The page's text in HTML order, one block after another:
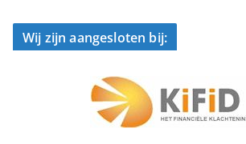
Wij zijn aangesloten bij: